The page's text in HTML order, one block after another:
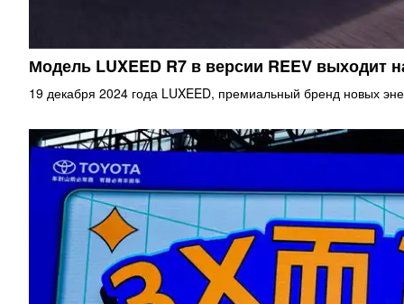
Модель LUXEED R7 в версии REEV выходит
19 декабря 2024 года LUXEED, премиальный бренд новых